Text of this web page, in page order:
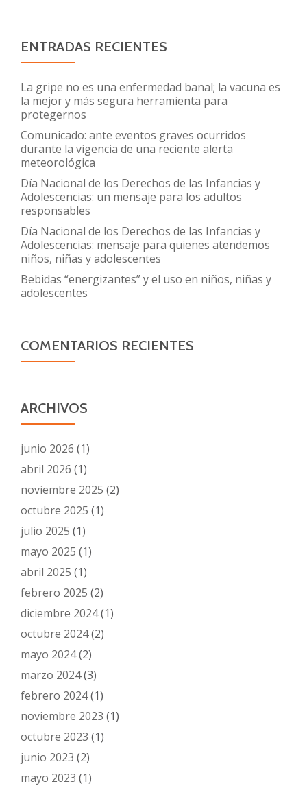
ENTRADAS RECIENTES
La gripe no es una enfermedad banal; la vacuna es
la mejor y más segura herramienta para
protegernos
Comunicado: ante eventos graves ocurridos
durante la vigencia de una reciente alerta
meteorológica
Día Nacional de los Derechos de las Infancias y
Adolescencias: un mensaje para los adultos
responsables
Día Nacional de los Derechos de las Infancias y
Adolescencias: mensaje para quienes atendemos
niños, niñas y adolescentes
Bebidas “energizantes” y el uso en niños, niñas y
adolescentes
COMENTARIOS RECIENTES
ARCHIVOS
junio 2026 (1)
abril 2026 (1)
noviembre 2025 (2)
octubre 2025 (1)
julio 2025 (1)
mayo 2025 (1)
abril 2025 (1)
febrero 2025 (2)
diciembre 2024(1)
octubre 2024(2)
mayo 2024(2)
marzo 2024(3)
febrero 2024(1)
noviembre 2023 (1)
octubre 2023 (1)
junio 2023 (2)
mayo 2023 (1)